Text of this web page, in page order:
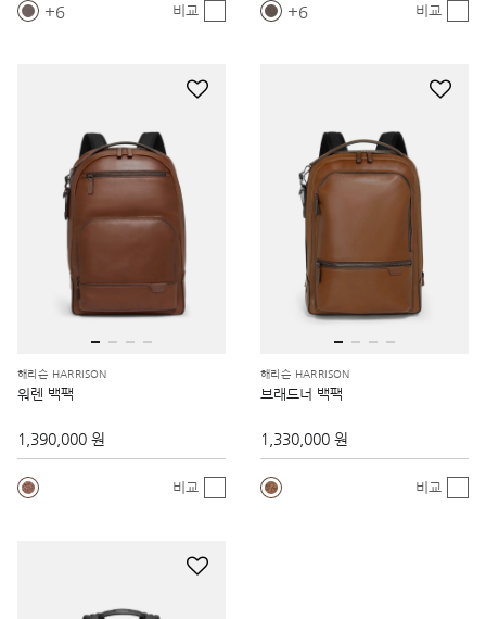
6 비교 6 비교
해리슨 HARRISON
워렌 백팩
1,390,000 원
비교
해리슨 HARRISON
브래드너 백팩
1,330,000 원
비교